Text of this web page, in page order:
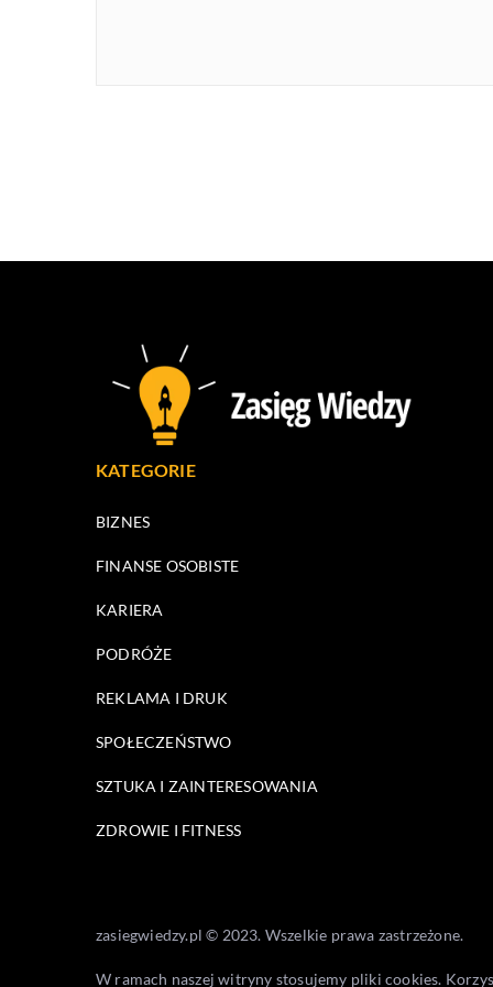
KATEGORIE
BIZNES
FINANSE OSOBISTE
KARIERA
PODRÓŻE
REKLAMA I DRUK
SPOŁECZEŃSTWO
SZTUKA I ZAINTERESOWANIA
ZDROWIE I FITNESS
zasiegwiedzy.pl © 2023. Wszelkie prawa zastrzeżone.
W ramach naszej witryny stosujemy pliki cookies.